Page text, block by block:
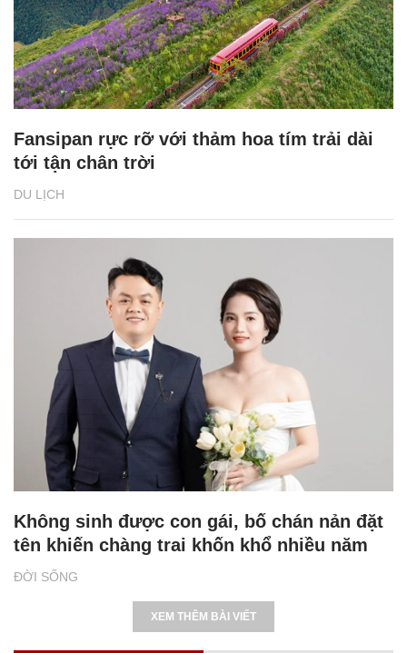
DU LỊCH
Fansipan rực rỡ với thảm hoa tím trải dài
tới tận chân trời
ĐỜI SỐNG
Không sinh được con gái, bố chán nản đặt
tên khiến chàng trai khốn khổ nhiều năm
XEM THÊM BÀI VIẾT